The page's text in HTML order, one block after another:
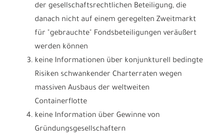
der gesellschaftsrechtlichen Beteiligung, die
danach nicht auf einem geregelten Zweitmarkt
für "gebrauchte" Fondsbeteiligungen veräußert
werden können
keine Informationen über konjunkturell bedingte
Risiken schwankender Charterraten wegen
massiven Ausbaus der weltweiten
Containerflotte
keine Information über Gewinne von
Gründungsgesellschaftern